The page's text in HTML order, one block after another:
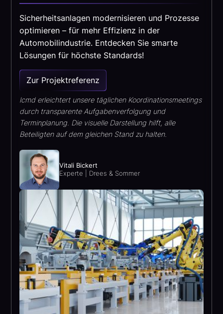
Sicherheitsanlagen modernisieren und Prozesse
optimieren – für mehr Effizienz in der
Automobilindustrie. Entdecken Sie smarte
Lösungen für höchste Standards!
Zur Projektreferenz
lcmd erleichtert unsere täglichen Koordinationsmeetings
durch transparente Aufgabenverfolgung und
Terminplanung. Die visuelle Darstellung hilft, alle
Beteiligten auf dem gleichen Stand zu halten.
Vitali Bickert
Experte | Drees & Sommer